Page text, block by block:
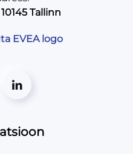
Tallinn
EVEA logo